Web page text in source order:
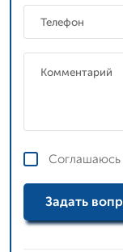
Соглашаюсь
Задать